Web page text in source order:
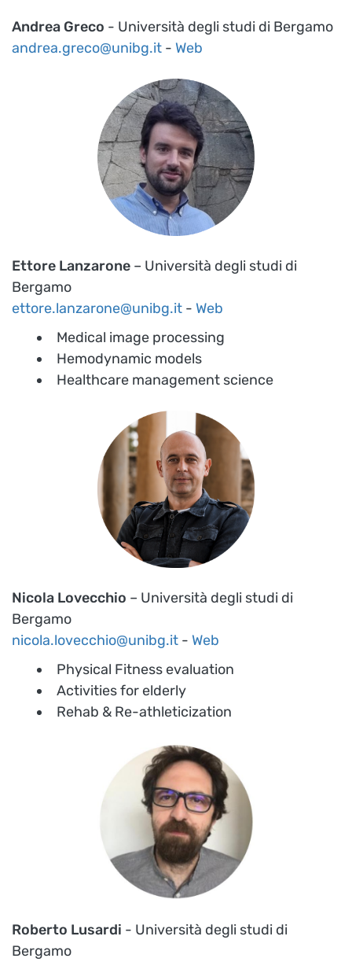
Andrea Greco - Università degli studi di Bergamo
andrea.greco@unibg.it - Web
Ettore Lanzarone – Università degli studi di
Bergamo
ettore.lanzarone@unibg.it - Web
Medical image processing
Hemodynamic models
Healthcare management science
Nicola Lovecchio – Università degli studi di
Bergamo
nicola.lovecchio@unibg.it - Web
Physical Fitness evaluation
Activities for elderly
Rehab & Re-athleticization
Roberto Lusardi - Università degli studi di
Bergamo